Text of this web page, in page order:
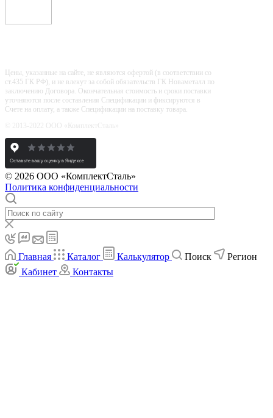
Цены, указанные на сайте, не являются офертой (в соответствии со
ст.435 ГК РФ), и не влекут за собой обязательств ГК Новаметалл по
заключению Договора. Окончательная стоимость и сроки поставки
уточняются после составления Спецификации и фиксируются в
Счете на оплату, а также Спецификации на поставку товара.
© 2013-2022 ООО «КомплектСталь»
© 2026 ООО «КомплектСталь»
Политика конфиденциальности
Главная Каталог Калькулятор Поиск
Регион
Кабинет
Контакты